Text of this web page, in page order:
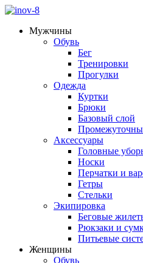
Мужчины
Обувь
Бег
Тренировки
Прогулки
Одежда
Куртки
Брюки
Базовый слой
Аксессуары
Головные
Носки
Перчатки и
Гетры
Стельки
Экипировка
Беговые
Рюкзаки и
Питьевые
Женщины
Обувь